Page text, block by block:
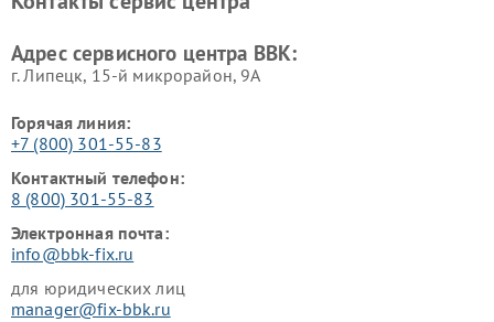
Ремонт винных шкафов BBK
Адрес сервисного центра BBK:
г. Липецк, 15-й микрорайон, 9А
Горячая линия:
+7 (800) 301-55-83
Контактный телефон:
8 (800) 301-55-83
Электронная почта:
info@bbk-fix.ru
для юридических лиц
manager@fix-bbk.ru